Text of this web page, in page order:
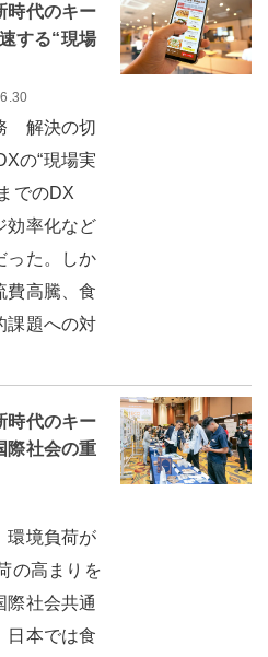
時代のキー
する“現場
解決の切
の“現場実
でのDX
効率化など
った。しか
費高騰、食
課題への対
時代のキー
社会の重
境負荷が
の高まりを
際社会共通
日本では食